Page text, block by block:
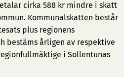
cirka 588 kr mindre i skatt
Kommunalskatten består
plus regionens
bestäms årligen av respektive
i Sollentunas